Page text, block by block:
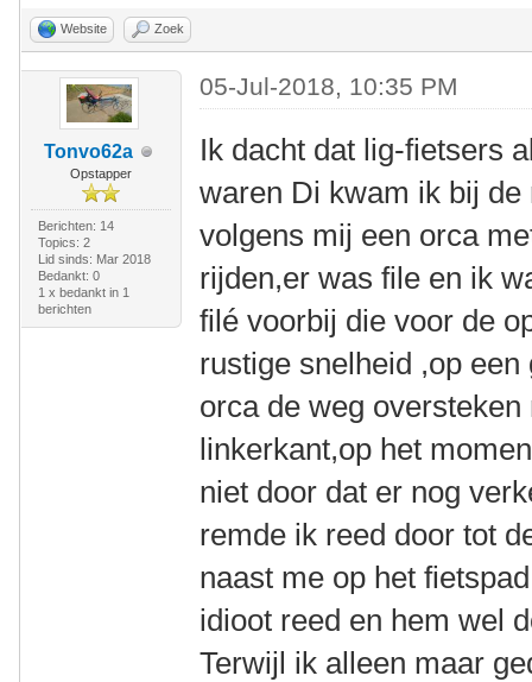
Website Zoek
Tonvo62a
Opstapper
Berichten: 14
Topics: 2
Lid sinds: Mar 2018
Bedankt: 0
1 x bedankt in 1
berichten
05-Jul-2018, 10:35 PM
Ik dacht dat lig-fietsers
waren Di kwam ik bij
volgens mij een orca
rijden,er was file en ik
filé voorbij die voor de
rustige snelheid ,op
orca de weg
linkerkant,op het
niet door dat er nog
remde ik reed door tot
naast me op het
idioot reed en hem wel
Terwijl ik alleen maar